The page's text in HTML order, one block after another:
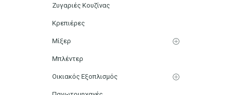
Ζυγαριές Κουζίνας
Κρεπιέρες
Μίξερ
Μπλέντερ
Οικιακός Εξοπλισμός